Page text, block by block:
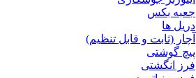
جعبه بکس
دریل ها
آچار (ثابت و قابل تنظیم)
پیچ گوشتی
فرز انگشتی